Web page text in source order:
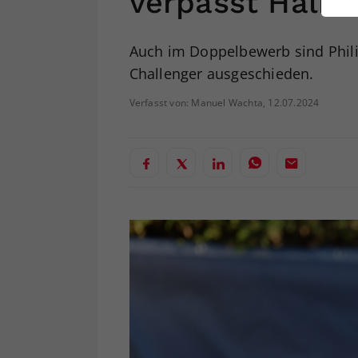
Auch im Doppelbewerb sind
Challenger ausgeschieden.
Verfasst von: Manuel Wachta, 12.07.2024